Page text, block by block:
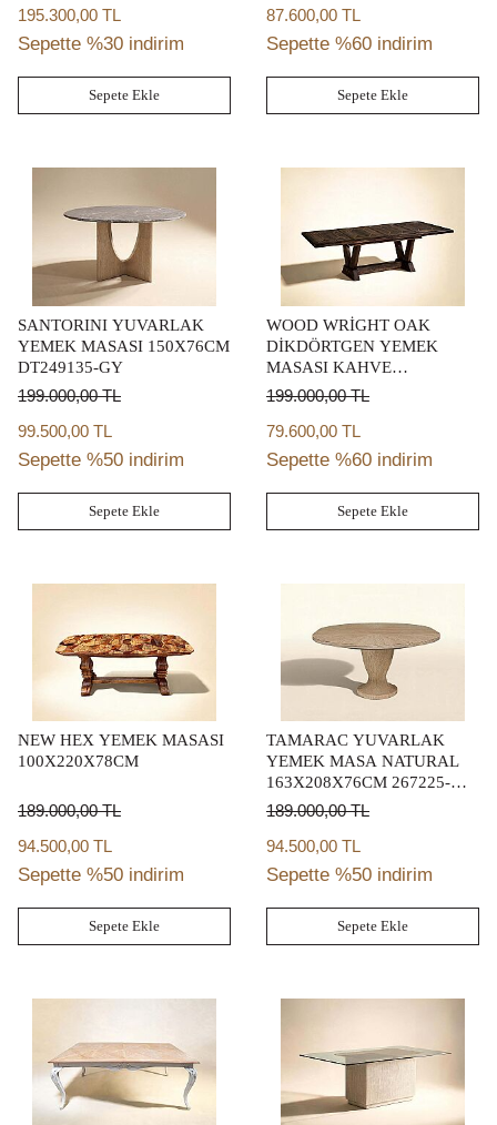
195.300,00 TL
Sepette %30 indirim
Sepete Ekle
87.600,00 TL
Sepette %60 indirim
Sepete Ekle
SANTORINI YUVARLAK
YEMEK MASASI 150X76CM
DT249135-GY
199.000,00TL
99.500,00 TL
Sepette %50 indirim
Sepete Ekle
WOOD WRİGHT OAK
DİKDÖRTGEN YEMEK
MASASI KAHVE
117X259X76CM 253238-
199.000,00TL
79.600,00 TL
Sepette %60 indirim
Sepete Ekle
NEW HEX YEMEK MASASI
100X220X78CM
189.000,00TL
94.500,00 TL
Sepette %50 indirim
Sepete Ekle
TAMARAC YUVARLAK
YEMEK MASA NATURAL
163X208X76CM 267225-
2352BS-TP
189.000,00TL
94.500,00 TL
Sepette %50 indirim
Sepete Ekle